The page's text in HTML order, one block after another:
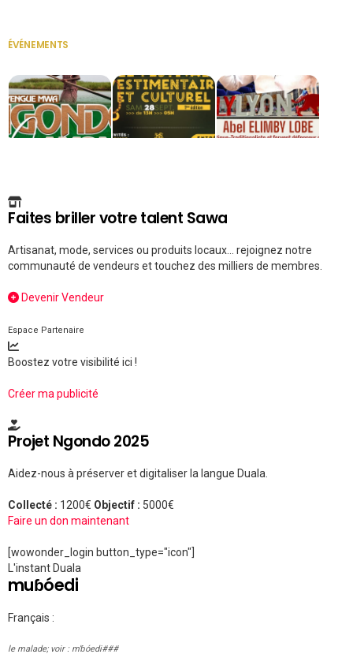
ÉVÉNEMENTS
Faites briller votre talent Sawa
Artisanat, mode, services ou produits locaux... rejoignez notre
communauté de vendeurs et touchez des milliers de membres.
Devenir Vendeur
Espace Partenaire
Boostez votre visibilité ici !
Créer ma publicité
Projet Ngondo 2025
Aidez-nous à préserver et digitaliser la langue Duala.
Collecté : 1200€ Objectif : 5000€
Faire un don maintenant
[wowonder_login button_type="icon"]
L'instant Duala
muɓóedi
Français :
le malade; voir : m'ɓóedi###